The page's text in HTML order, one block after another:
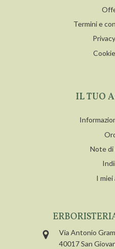
Termini e
IL TUO
Note
I miei
Via Antonio
40017 San